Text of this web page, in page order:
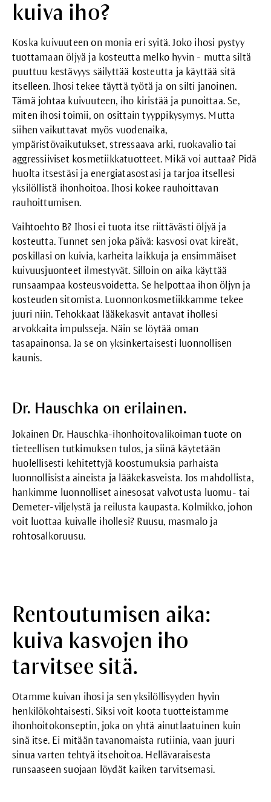
kuiva iho?
Koska kuivuuteen on monia eri syitä. Joko ihosi pystyy
tuottamaan öljyä ja kosteutta melko hyvin - mutta siltä
puuttuu kestävyys säilyttää kosteutta ja käyttää sitä
itselleen. Ihosi tekee täyttä työtä ja on silti janoinen.
Tämä johtaa kuivuuteen, iho kiristää ja punoittaa. Se,
miten ihosi toimii, on osittain tyyppikysymys. Mutta
siihen vaikuttavat myös vuodenaika,
ympäristövaikutukset, stressaava arki, ruokavalio tai
aggressiiviset kosmetiikkatuotteet. Mikä voi auttaa? Pidä
huolta itsestäsi ja energiatasostasi ja tarjoa itsellesi
yksilöllistä ihonhoitoa. Ihosi kokee rauhoittavan
rauhoittumisen.
Vaihtoehto B? Ihosi ei tuota itse riittävästi öljyä ja
kosteutta. Tunnet sen joka päivä: kasvosi ovat kireät,
poskillasi on kuivia, karheita laikkuja ja ensimmäiset
kuivuusjuonteet ilmestyvät. Silloin on aika käyttää
runsaampaa kosteusvoidetta. Se helpottaa ihon öljyn ja
kosteuden sitomista. Luonnonkosmetiikkamme tekee
juuri niin. Tehokkaat lääkekasvit antavat ihollesi
arvokkaita impulsseja. Näin se löytää oman
tasapainonsa. Ja se on yksinkertaisesti luonnollisen
kaunis.
Dr. Hauschka on erilainen.
Jokainen Dr. Hauschka-ihonhoitovalikoiman tuote on
tieteellisen tutkimuksen tulos, ja siinä käytetään
huolellisesti kehitettyjä koostumuksia parhaista
luonnollisista aineista ja lääkekasveista. Jos mahdollista,
hankimme luonnolliset ainesosat valvotusta luomu- tai
Demeter-viljelystä ja reilusta kaupasta. Kolmikko, johon
voit luottaa kuivalle ihollesi? Ruusu, masmalo ja
rohtosalkoruusu.
Rentoutumisen aika:
kuiva kasvojen iho
tarvitsee sitä.
Otamme kuivan ihosi ja sen yksilöllisyyden hyvin
henkilökohtaisesti. Siksi voit koota tuotteistamme
ihonhoitokonseptin, joka on yhtä ainutlaatuinen kuin
sinä itse. Ei mitään tavanomaista rutiinia, vaan juuri
sinua varten tehtyä itsehoitoa. Hellävaraisesta
runsaaseen suojaan löydät kaiken tarvitsemasi.